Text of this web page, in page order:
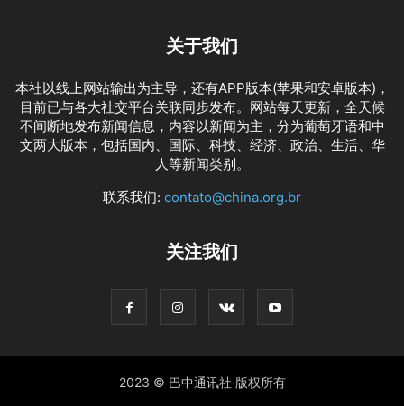
关于我们
本社以线上网站输出为主导，还有APP版本(苹果和安卓版本)，
目前已与各大社交平台关联同步发布。网站每天更新，全天候
不间断地发布新闻信息，内容以新闻为主，分为葡萄牙语和中
文两大版本，包括国内、国际、科技、经济、政治、生活、华
人等新闻类别。
联系我们: contato@china.org.br
关注我们
2023 © 巴中通讯社 版权所有